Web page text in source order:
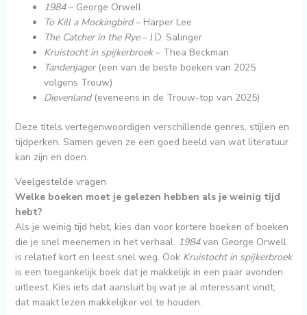
1984– George Orwell
To Kill a Mockingbird– Harper Lee
The Catcher in the Rye– J.D. Salinger
Kruistocht in spijkerbroek– Thea Beckman
Tandenjager(een van de beste boeken van 2025
volgens Trouw)
Dievenland(eveneens in de Trouw-top van 2025)
Deze titels vertegenwoordigen verschillende genres, stijlen en
tijdperken. Samen geven ze een goed beeld van wat literatuur
kan zijn en doen.
Veelgestelde vragen
Welke boeken moet je gelezen hebben als je weinig tijd
hebt?
Als je weinig tijd hebt, kies dan voor kortere boeken of boeken
die je snel meenemen in het verhaal. 1984van George Orwell
is relatief kort en leest snel weg. Ook Kruistocht in spijkerbroek
is een toegankelijk boek dat je makkelijk in een paar avonden
uitleest. Kies iets dat aansluit bij wat je al interessant vindt,
dat maakt lezen makkelijker vol te houden.